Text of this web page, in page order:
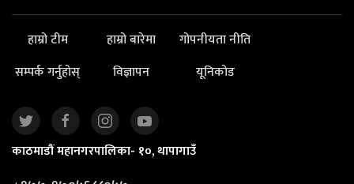
हाम्रो टीम हाम्रो बारेमा
गोपनीयता नीति
सम्पर्क गर्नुहोस्
विज्ञापन यूनिकोड
काठमाडौं महानगरपालिका- १०, थापागाउँ